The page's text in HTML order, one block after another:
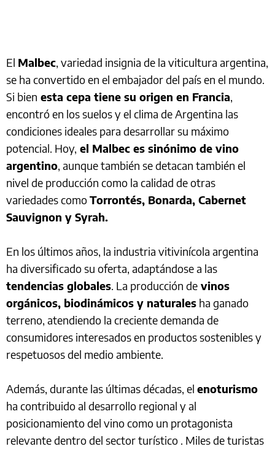
El Malbec, variedad insignia de la viticultura argentina,
se ha convertido en el embajador del país en el mundo.
Si bien esta cepa tiene su origen en Francia,
encontró en los suelos y el clima de Argentina las
condiciones ideales para desarrollar su máximo
potencial. Hoy, el Malbec es sinónimo de vino
argentino, aunque también se detacan también el
nivel de producción como la calidad de otras
variedades comoTorrontés, Bonarda, Cabernet
Sauvignon y Syrah.
En los últimos años, la industria vitivinícola argentina
ha diversificado su oferta, adaptándose a las
tendencias globales. La producción de vinos
orgánicos, biodinámicos y naturales ha ganado
terreno, atendiendo la creciente demanda de
consumidores interesados en productos sostenibles y
respetuosos del medio ambiente.
Además, durante las últimas décadas, el enoturismo
ha contribuido al desarrollo regional y al
posicionamiento del vino como un protagonista
relevante dentro del sector turístico . Miles de turistas